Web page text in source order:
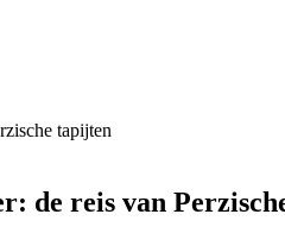
tapijten
de reis van